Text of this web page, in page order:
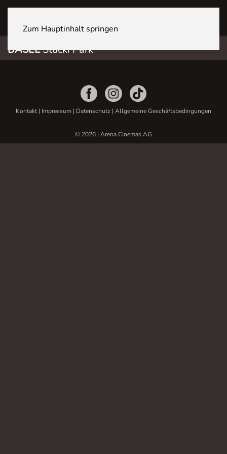
Zum Hauptinhalt springen
BASELStücki Park
Kontakt| Impressum | Datenschutz | Allgemeine Geschäftsbedingungen
© 2026 | Arena Cinemas AG